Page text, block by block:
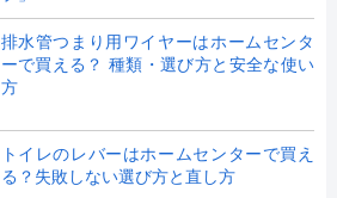
排水管つまり用ワイヤーはホームセンタ
ーで買える？ 種類・選び方と安全な使い
方
トイレのレバーはホームセンターで買え
る？失敗しない選び方と直し方